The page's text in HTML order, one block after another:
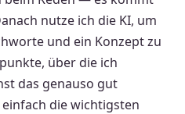
nutze ich die KI, um
und ein Konzept zu
über die ich
das genauso gut
die wichtigsten